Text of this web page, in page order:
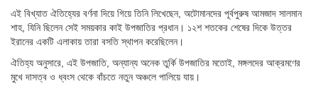
এই বিখ্যাত ঐতিহ্যের বর্ণনা দিয়ে গিয়ে তিনি লিখেছেন, অটোমানদের পূর্বপুরুষ আমজাদ সালমান
শাহ, যিনি ছিলেন সেই সময়কার কাই উপজাতির প্রধান। ১২শ শতকের শেষের দিকে উত্তর
ইরানের একটি এলাকায় তারা বসতি স্থাপন করেছিলেন।
ঐতিহ্য অনুসারে, এই উপজাতি, অন্যান্য অনেক তুর্কি উপজাতির মতোই, মঙ্গলদের আক্রমণের
মুখে দাসত্ব ও ধ্বংস থেকে বাঁচতে নতুন অঞ্চলে পালিয়ে যায়।